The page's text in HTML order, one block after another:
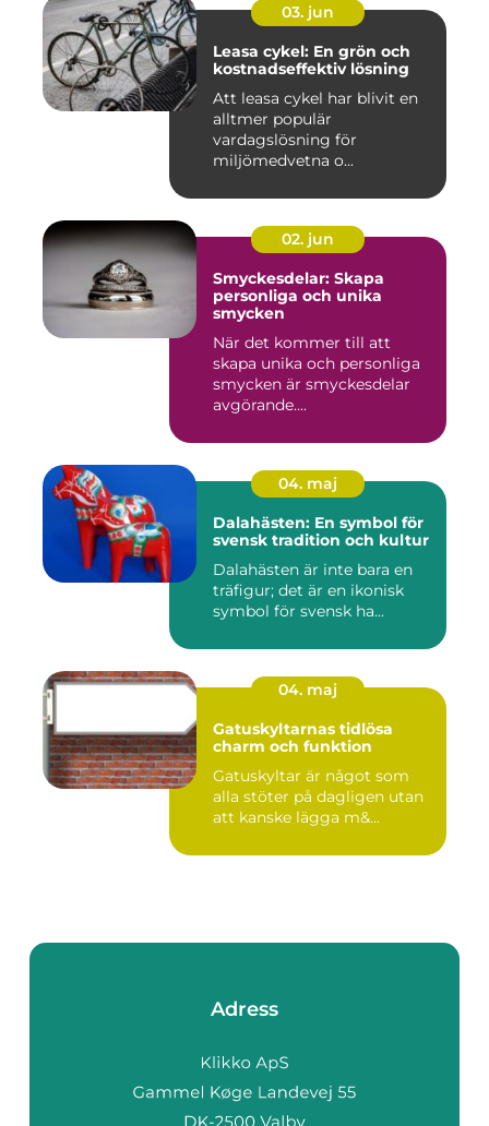
03. jun
Leasa cykel: En grön och
kostnadseffektiv lösning
Att leasa cykel har blivit en
alltmer populär
vardagslösning för
miljömedvetna o...
02. jun
Smyckesdelar: Skapa
personliga och unika
smycken
När det kommer till att
skapa unika och personliga
smycken är smyckesdelar
avgörande....
04. maj
Dalahästen: En symbol för
svensk tradition och kultur
Dalahästen är inte bara en
träfigur; det är en ikonisk
symbol för svensk ha...
04. maj
Gatuskyltarnas tidlösa
charm och funktion
Gatuskyltar är något som
alla stöter på dagligen utan
att kanske lägga m&...
Adress